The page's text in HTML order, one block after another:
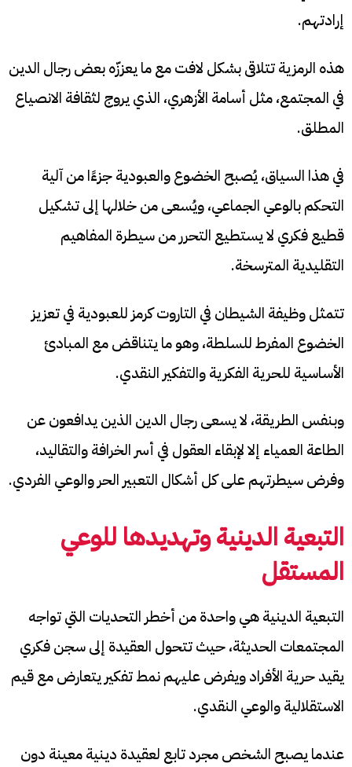
إرادتهم.
هذه الرمزية تتلاقى بشكل لافت مع ما يعززّه بعض رجال الدين
في المجتمع، مثل أسامة الأزهري، الذي يروج لثقافة الانصياع
المطلق.
في هذا السياق، يُصبح الخضوع والعبودية جزءًا من آلية
التحكم بالوعي الجماعي، ويُسعى من خلالها إلى تشكيل
قطيع فكري لا يستطيع التحرر من سيطرة المفاهيم
التقليدية المترسخة.
تتمثل وظيفة الشيطان في التاروت كرمز للعبودية في تعزيز
الخضوع المفرط للسلطة، وهو ما يتناقض مع المبادئ
الأساسية للحرية الفكرية والتفكير النقدي.
وبنفس الطريقة، لا يسعى رجال الدين الذين يدافعون عن
الطاعة العمياء إلا لإبقاء العقول في أسر الخرافة والتقاليد،
وفرض سيطرتهم على كل أشكال التعبير الحر والوعي الفردي.
التبعية الدينية وتهديدها للوعي
المستقل
التبعية الدينية هي واحدة من أخطر التحديات التي تواجه
المجتمعات الحديثة، حيث تتحول العقيدة إلى سجن فكري
يقيد حرية الأفراد ويفرض عليهم نمط تفكير يتعارض مع قيم
الاستقلالية والوعي النقدي.
عندما يصبح الشخص مجرد تابع لعقيدة دينية معينة دون